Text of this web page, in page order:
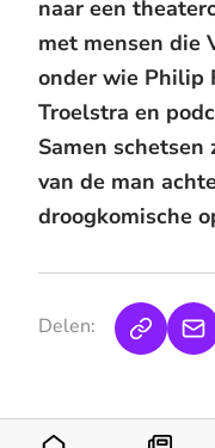
naar een
met mensen die
onder wie Philip
Troelstra en
Samen
van de man
droogkomische
Delen: